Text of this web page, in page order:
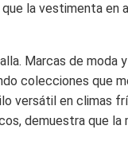
la vestimenta en
Marcas de moda
colecciones que
versátil en climas
demuestra que la